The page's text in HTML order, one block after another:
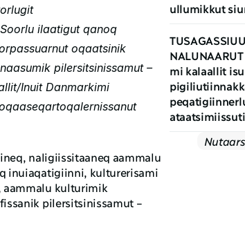
ilaatigut qanoq
oqaatsinik
pilersitsinissamut –
Inuit Danmarkimi
naligiissitaaneq aammalu
inuiaqatigiinni, kulturerisami
kulturimik
pilersitsinissamut –
ullumikkut
mi kalaallit